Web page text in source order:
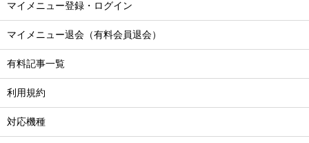
マイメニュー登録・ログイン
マイメニュー退会（有料会員退会）
有料記事一覧
利用規約
対応機種